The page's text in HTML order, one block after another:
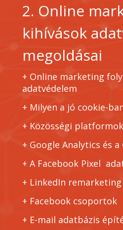
2. Online
kihívások
megoldásai
+ Online marketing
adatvédelem
+ Milyen a jó cookie-
+ Közösségi
+ Google Analytics és a
+ A Facebook Pixel
+ LinkedIn remarketing
+ Facebook csoportok
+ E-mail adatbázis